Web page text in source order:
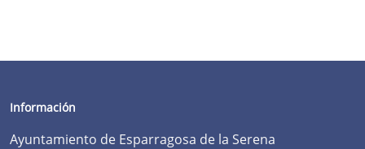
Información
Ayuntamiento de Esparragosa de la Serena